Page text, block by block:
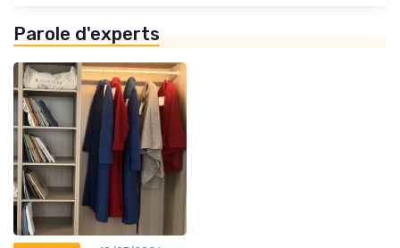
Parole d'experts